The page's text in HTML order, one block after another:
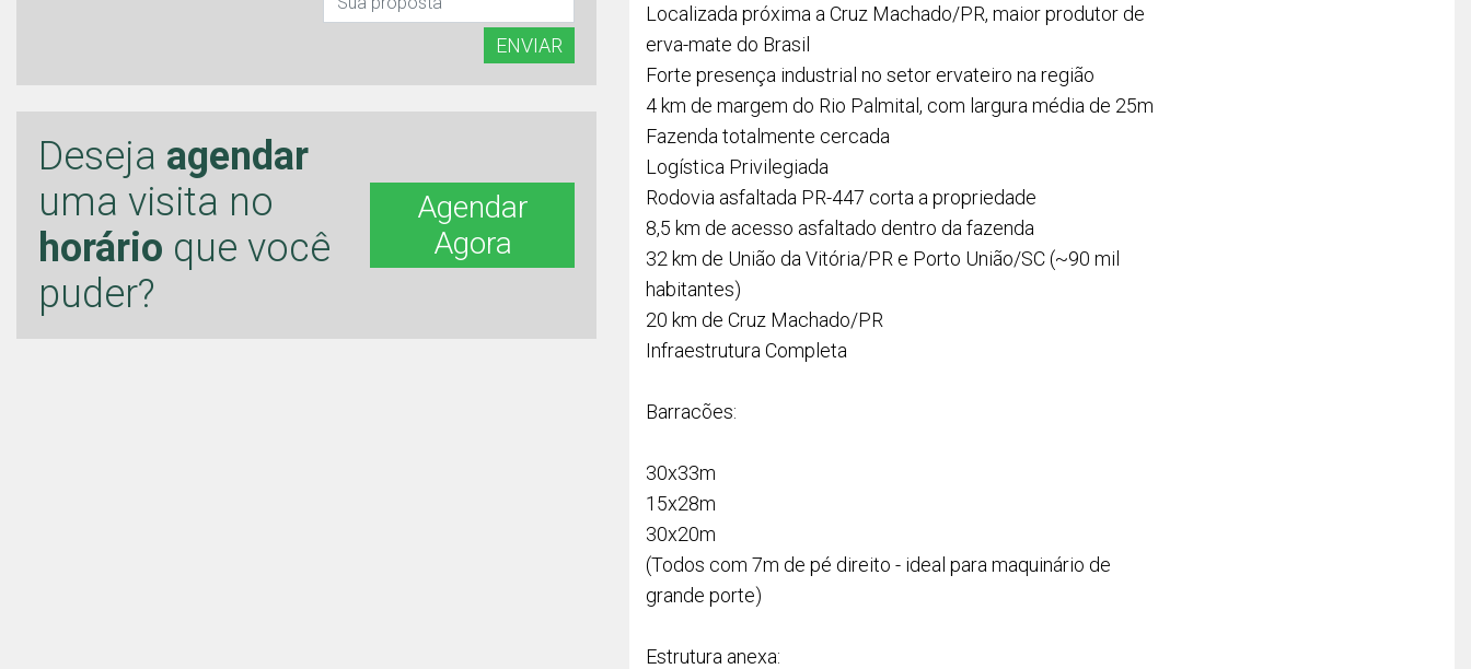
ENVIAR
Deseja agendar
uma visita no
horário que você
puder?
Agendar
Agora
Localizada próxima a Cruz Machado/PR, maior produtor de
erva-mate do Brasil
Forte presença industrial no setor ervateiro na região
4 km de margem do Rio Palmital, com largura média de 25m
Fazenda totalmente cercada
Logística Privilegiada
Rodovia asfaltada PR-447 corta a propriedade
8,5 km de acesso asfaltado dentro da fazenda
32 km de União da Vitória/PR e Porto União/SC (~90 mil
habitantes)
20 km de Cruz Machado/PR
Infraestrutura Completa
Barracões:
30x33m
15x28m
30x20m
(Todos com 7m de pé direito - ideal para maquinário de
grande porte)
Estrutura anexa: